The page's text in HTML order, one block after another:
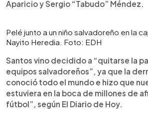
Aparicio y Sergio “Tabudo” Méndez.
Pelé junto a un niño salvadoreño en la
Nayito Heredia. Foto: EDH
Santos vino decidido a “quitarse la
equipos salvadoreños”, ya que la
conoció todo el mundo e hizo que
estuviera en la boca de millones de
fútbol”, según El Diario de Hoy.